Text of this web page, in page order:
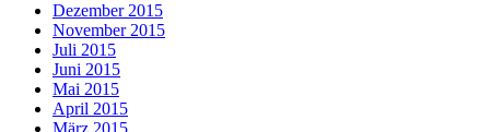
Dezember 2015
November 2015
Juli 2015
Juni 2015
Mai 2015
April 2015